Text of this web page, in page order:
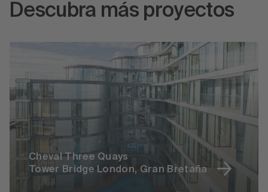
Descubra más proyectos
Cheval Three Quays
Tower Bridge London, Gran Bretaña